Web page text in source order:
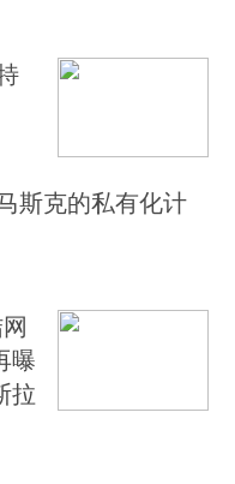
斯克的私有化计
曝
拉